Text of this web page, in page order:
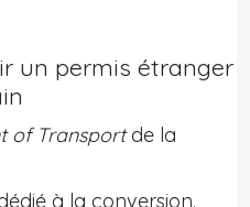
un permis étranger
of Transportde la
à la conversion.